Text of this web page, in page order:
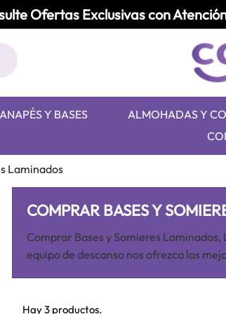
Ofertas Exclusivas con
Y BASES ALMOHADAS Y
Laminados
COMPRAR BASES Y
Comprar Bases y Somieres
equipo de descanso nos ofrezca las
Hay 3 productos.